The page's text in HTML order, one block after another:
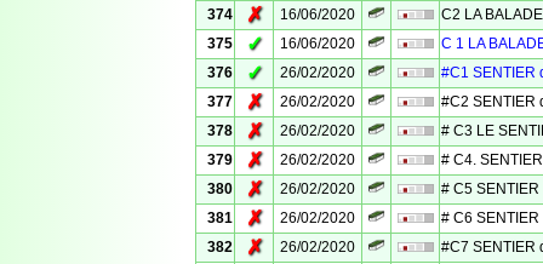
374
✗ 16/06/2020
C2 LA
375
✓ 16/06/2020
C 1 LA
376
✓ 26/02/2020
#C1 SENTIER
377
✗ 26/02/2020
#C2 SENTIER
378
✗ 26/02/2020
# C3 LE
379
✗ 26/02/2020
# C4.
380
✗ 26/02/2020
# C5
381
✗ 26/02/2020
# C6 SENTIER
382
✗ 26/02/2020
#C7 SENTIER